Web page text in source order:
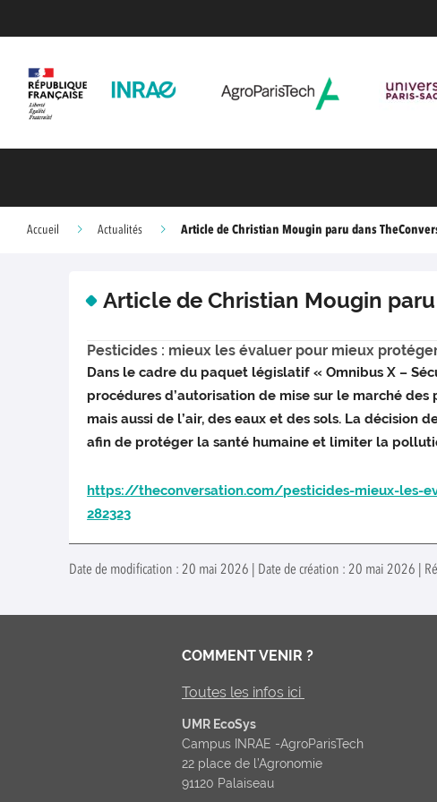
Accueil Actualités Article de Christian Mougin paru dans
Article de Christian Mougin
Pesticides : mieux les évaluer pour mieux
Dans le cadre du paquet législatif « Omnibus X –
procédures d’autorisation de mise sur le marché
mais aussi de l’air, des eaux et des sols. La
afin de protéger la santé humaine et limiter la
https://theconversation.com/pesticides-mieux-les-
282323
Date de modification : 20 mai 2026 | Date de création : 20 mai 2026 |
COMMENT VENIR ?
Toutes les infos ici
UMR EcoSys
Campus INRAE -AgroParisTech
22 place de l’Agronomie
91120 Palaiseau